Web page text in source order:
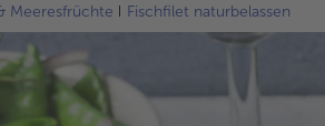
Meeresfrüchte Fischfilet naturbelassen